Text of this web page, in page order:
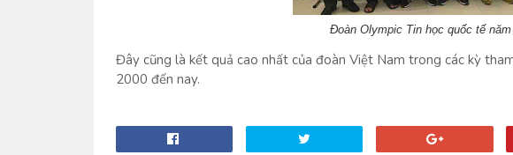
Đoàn Olympic Tin học quốc tế năm
Đây cũng là kết quả cao nhất của đoàn Việt Nam trong các kỳ
2000 đến nay.